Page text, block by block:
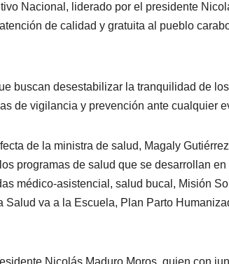
Nacional, liderado por el presidente
de calidad y gratuita al pueblo
buscan desestabilizar la tranquilidad de los
de vigilancia y prevención ante cualquier
de la ministra de salud, Magaly
programas de salud que se desarrollan en
médico-asistencial, salud bucal, Misión
va a la Escuela, Plan Parto
Nicolás Maduro Moros, quien con